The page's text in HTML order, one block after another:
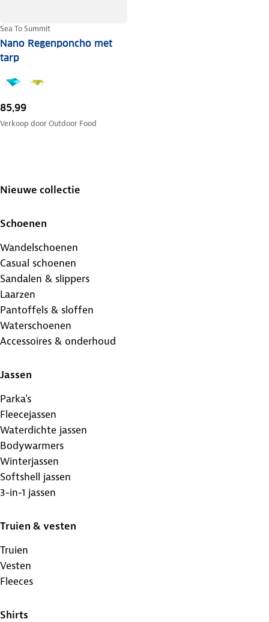
Sea To Summit
Nano Regenponcho met
tarp
85,99
Verkoop doorOutdoor Food
Nieuwe collectie
Schoenen
Wandelschoenen
Casual schoenen
Sandalen & slippers
Laarzen
Pantoffels & sloffen
Waterschoenen
Accessoires & onderhoud
Jassen
Parka's
Fleecejassen
Waterdichte jassen
Bodywarmers
Winterjassen
Softshell jassen
3-in-1 jassen
Truien & vesten
Truien
Vesten
Fleeces
Shirts